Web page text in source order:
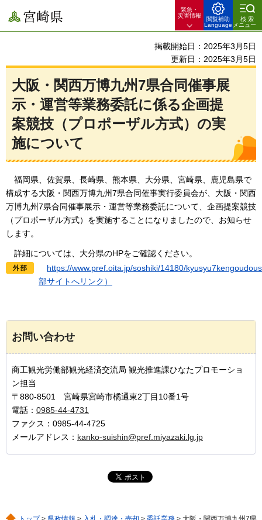
宮崎県
緊急・
災害情報
閲覧補助
Language
検索
メニュー
掲載開始日：2025年3月5日
更新日：2025年3月5日
大阪・関西万博九州7県合同催事展
示・運営等業務委託に係る企画提
案競技（プロポーザル方式）の実
施について
福岡県、佐賀県、長崎県、熊本県、大分県、宮崎県、鹿児島県で
構成する大阪・関西万博九州7県合同催事実行委員会が、大阪・関西
万博九州7県合同催事展示・運営等業務委託について、企画提案競技
（プロポーザル方式）を実施することになりましたので、お知らせ
します。
詳細については、大分県のHPをご確認ください。
https://www.pref.oita.jp/soshiki/14180/
部サイトへリンク）
お問い合わせ
商工観光労働部観光経済交流局 観光推進課ひなたプロモーショ
ン担当
〒880-8501 宮崎県宮崎市橘通東2丁目10番1号
電話： 0985-44-4731
ファクス：0985-44-4725
メールアドレス： kanko-suishin@pref.miyazaki.lg.jp